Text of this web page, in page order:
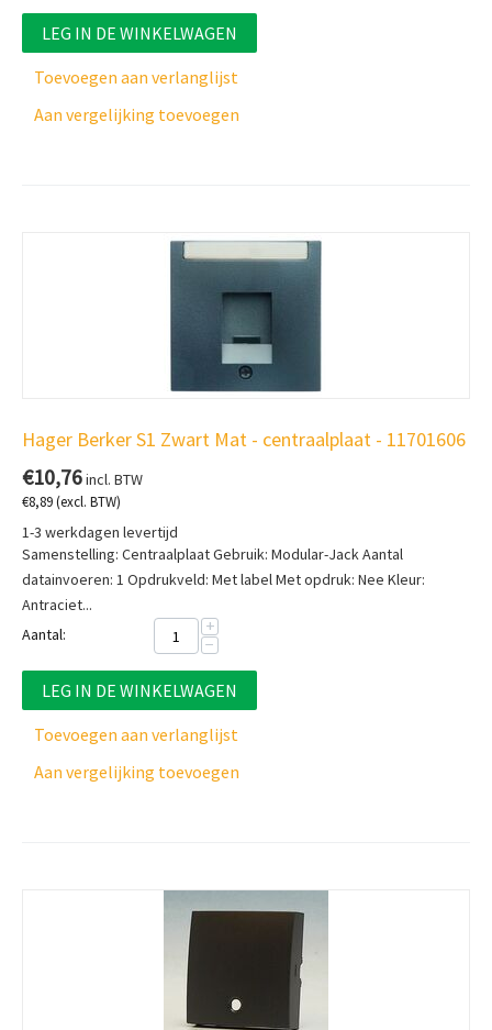
LEG IN DE WINKELWAGEN
Toevoegen aan verlanglijst
Aan vergelijking toevoegen
Hager Berker S1 Zwart Mat - centraalplaat - 11701606
€10,76incl. BTW
€8,89(excl. BTW)
1-3 werkdagen levertijd
Samenstelling: Centraalplaat Gebruik: Modular-Jack Aantal
datainvoeren: 1 Opdrukveld: Met label Met opdruk: Nee Kleur:
Antraciet...
Aantal:
+
−
LEG IN DE WINKELWAGEN
Toevoegen aan verlanglijst
Aan vergelijking toevoegen